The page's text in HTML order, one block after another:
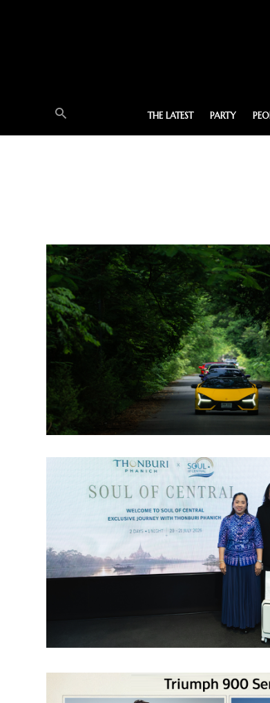
THE LATEST PARTY